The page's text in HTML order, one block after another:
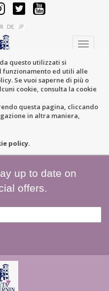
questo utilizzati si
funzionamento ed utili alle
Se vuoi saperne di più o
cookie, consulta la cookie
questa pagina, cliccando
in altra maniera,
policy.
Toggle
up to date on
offers.